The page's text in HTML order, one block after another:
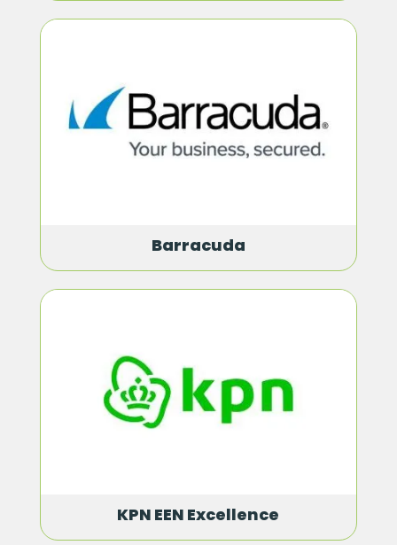
Barracuda
KPN EEN Excellence